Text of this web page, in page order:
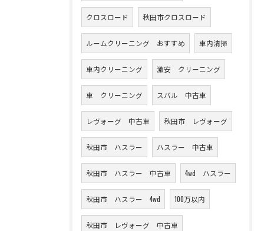
クロスロード 秋田市クロスロード
ルームクリーニング おすすめ 車内清掃
車内クリーニング 激安 クリーニング
車 クリーニング スバル 中古車
レヴォーグ 中古車 秋田市 レヴォーグ
秋田市 ハスラー ハスラー 中古車
秋田市 ハスラー 中古車 4wd ハスラー
秋田市 ハスラー 4wd 100万以内
秋田市 レヴォーグ 中古車